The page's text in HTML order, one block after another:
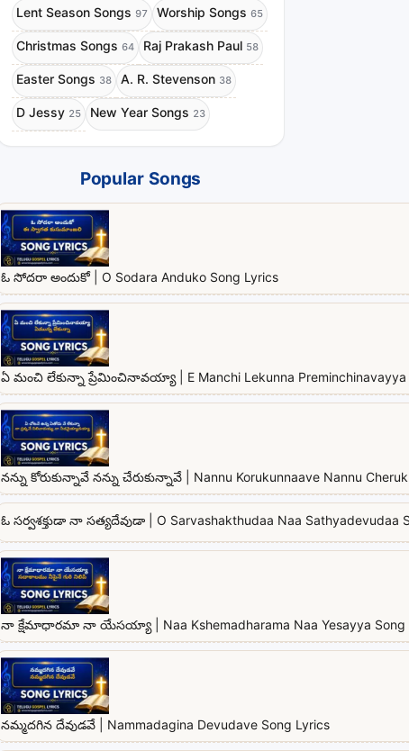
Lent Season Songs 97 Worship Songs 65
Christmas Songs 64 Raj Prakash Paul 58
Easter Songs 38 A. R. Stevenson 38
D Jessy 25 New Year Songs 23
Popular Songs
ఓ సోదరా అందుకో | O Sodara Anduko Song Lyrics
ఏ మంచి లేకున్నా ప్రేమించినావయ్యా | E Manchi Lekunna Preminchinavayya
నన్ను కోరుకున్నావే నన్ను చేరుకున్నావే | Nannu Korukunnaave Nannu
ఓ సర్వశక్తుడా నా సత్యదేవుడా | O Sarvashakthudaa Naa Sathyadevudaa
నా క్షేమాధారమా నా యేసయ్యా | Naa Kshemadharama Naa Yesayya Song
నమ్మదగిన దేవుడవే | Nammadagina Devudave Song Lyrics